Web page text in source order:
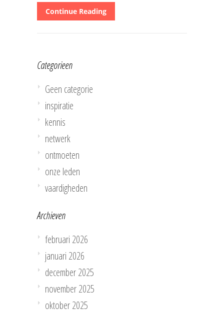
Continue Reading
Categorieen
Geen categorie
inspiratie
kennis
netwerk
ontmoeten
onze leden
vaardigheden
Archieven
februari 2026
januari 2026
december 2025
november 2025
oktober 2025